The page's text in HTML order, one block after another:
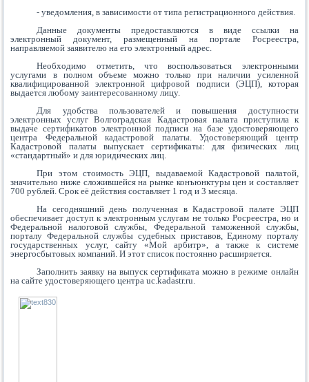
- уведомления, в зависимости от типа регистрационного действия.
Данные документы предоставляются в виде ссылки на
электронный документ, размещенный на портале Росреестра,
направляемой заявителю на его электронный адрес.
Необходимо отметить, что воспользоваться электронными
услугами в полном объеме можно только при наличии усиленной
квалифицированной электронной цифровой подписи (ЭЦП), которая
выдается любому заинтересованному лицу.
Для удобства пользователей и повышения доступности
электронных услуг Волгоградская Кадастровая палата приступила к
выдаче сертификатов электронной подписи на базе удостоверяющего
центра Федеральной кадастровой палаты. Удостоверяющий центр
Кадастровой палаты выпускает сертификаты: для физических лиц
«стандартный» и для юридических лиц.
При этом стоимость ЭЦП, выдаваемой Кадастровой палатой,
значительно ниже сложившейся на рынке конъюнктуры цен и составляет
700 рублей. Срок её действия составляет 1 год и 3 месяца.
На сегодняшний день полученная в Кадастровой палате ЭЦП
обеспечивает доступ к электронным услугам не только Росреестра, но и
Федеральной налоговой службы, Федеральной таможенной службы,
порталу Федеральной службы судебных приставов, Единому порталу
государственных услуг, сайту «Мой арбитр», а также к системе
энергосбытовых компаний. И этот список постоянно расширяется.
Заполнить заявку на выпуск сертификата можно в режиме онлайн
на сайте удостоверяющего центра uc.kadastr.ru.